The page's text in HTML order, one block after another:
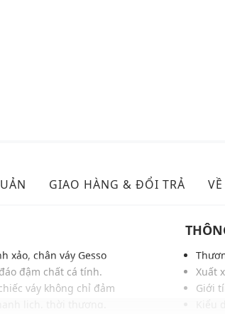
GIAO HÀNG & ĐỔI TRẢ
xảo, chân váy Gesso
đậm chất cá tính.
váy không chỉ đảm
Xuất
Giới